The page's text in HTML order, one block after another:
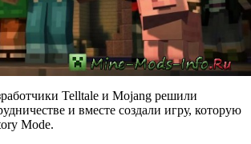
Telltale и Mojang решили
и вместе создали игру, которую
Mode.